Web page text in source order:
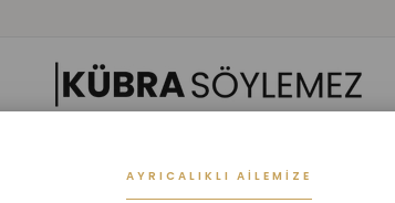
AYRICALIKLI AILEMIZE